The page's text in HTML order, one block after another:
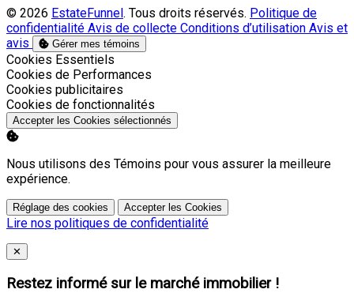
© 2026 EstateFunnel. Tous droits réservés. Politique de
confidentialité Avis de collecte Conditions d’utilisation Avis et
avis
Gérer mes témoins
Activer
Cookies Essentiels
Activer
Cookies de Performances
Activer
Cookies publicitaires
Activer
Cookies de fonctionnalités
Accepter les Cookies sélectionnés
Nous utilisons des Témoins pour vous assurer la meilleure
expérience.
Réglage des cookies Accepter les Cookies
Lire nos politiques de confidentialité
Close
✕
Restez informé sur le marché immobilier !